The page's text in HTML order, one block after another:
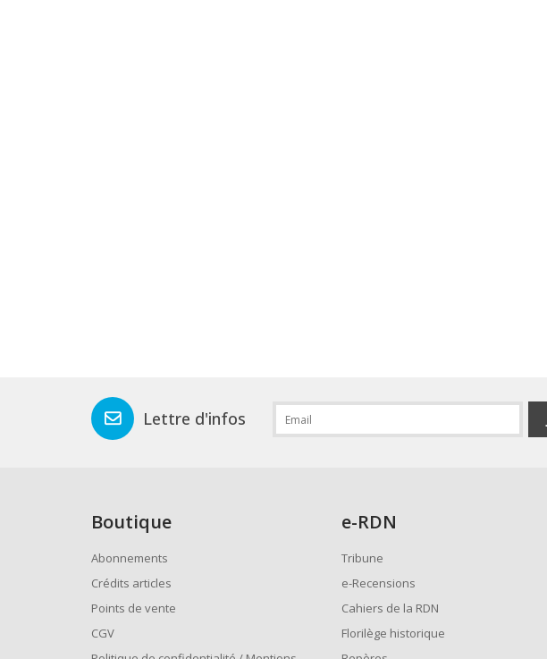
Lettre d'infos
Boutique
Abonnements
Crédits articles
Points de vente
CGV
e-RDN
Tribune
e-Recensions
Cahiers de la RDN
Florilège historique